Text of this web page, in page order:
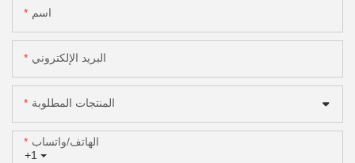
اسم
البريد الإلكتروني
المنتجات المطلوبة
+1
الهاتف/واتساب